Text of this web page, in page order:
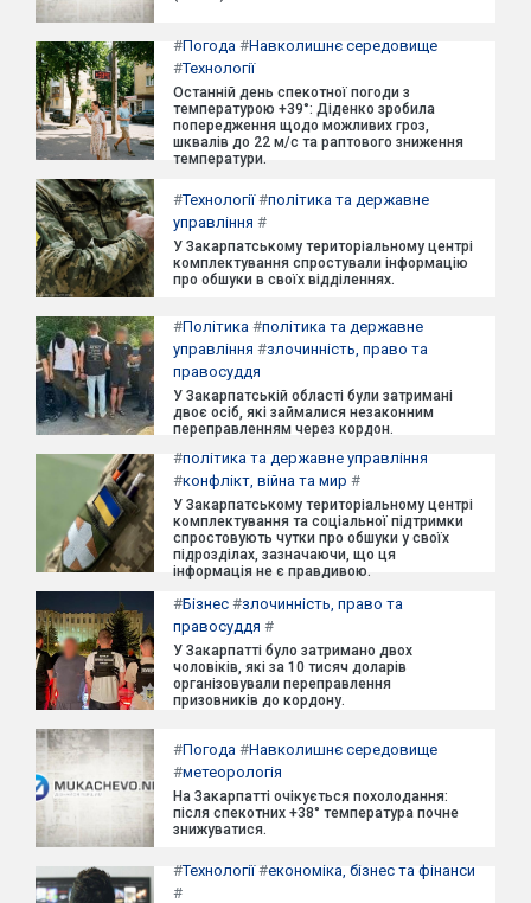
#Погода #Навколишнє середовище
#Технології
Останній день спекотної погоди з
температурою +39°: Діденко зробила
попередження щодо можливих гроз,
шквалів до 22 м/с та раптового зниження
температури.
#Технології#політика та державне
управління #
У Закарпатському територіальному центрі
комплектування спростували інформацію
про обшуки в своїх відділеннях.
#Політика #політика та державне
управління #злочинність, право та
правосуддя
У Закарпатській області були затримані
двоє осіб, які займалися незаконним
переправленням через кордон.
#політика та державне управління
#конфлікт, війна та мир #
У Закарпатському територіальному центрі
комплектування та соціальної підтримки
спростовують чутки про обшуки у своїх
підрозділах, зазначаючи, що ця
інформація не є правдивою.
#Бізнес #злочинність, право та
правосуддя #
У Закарпатті було затримано двох
чоловіків, які за 10 тисяч доларів
організовували переправлення
призовників до кордону.
#Погода #Навколишнє середовище
#метеорологія
На Закарпатті очікується похолодання:
після спекотних +38° температура почне
знижуватися.
#Технології#економіка, бізнес та фінанси
#